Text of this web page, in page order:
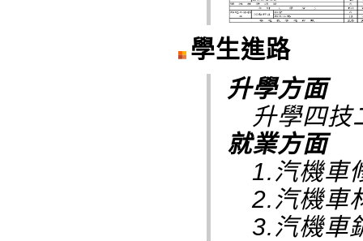
學生進路
升學方面
升學四技
就業方面
1.汽機車
2.汽機車
3.汽機車